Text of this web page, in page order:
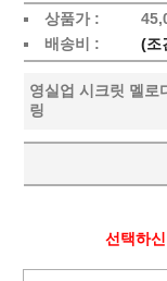
상품가 :
배송비 :
(조
영실업 시크릿 멜로
링
선택하